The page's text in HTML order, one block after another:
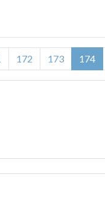
172 173 174